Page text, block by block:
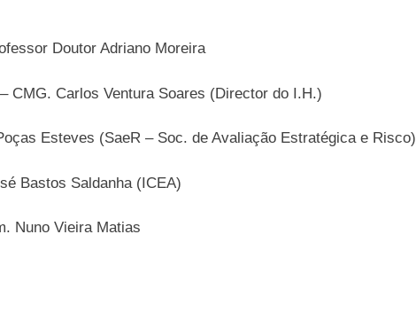
Doutor Adriano Moreira
– CMG. Carlos Ventura Soares (Director do I.H.)
Esteves (SaeR – Soc. de Avaliação Estratégica e Risco)
Bastos Saldanha (ICEA)
Nuno Vieira Matias